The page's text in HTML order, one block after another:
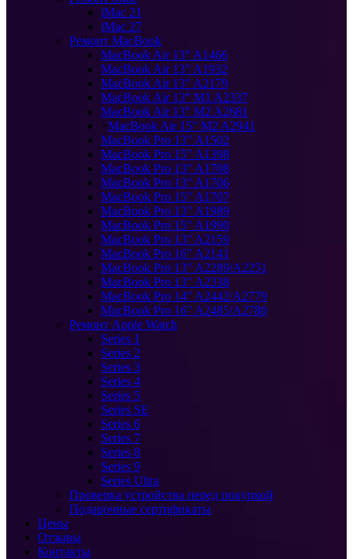
iMac 21
iMac 27
Ремонт MacBook
MacBook Air 13" A1466
MacBook Air 13" A1932
MacBook Air 13" A2179
MacBook Air 13" M1 A2337
MacBook Air 13" M2 A2681
>MacBook Air 15" M2 A2941
MacBook Pro 13" A1502
MacBook Pro 15" A1398
MacBook Pro 13" A1708
MacBook Pro 13" A1706
MacBook Pro 15" A1707
MacBook Pro 13" A1989
MacBook Pro 15" A1990
MacBook Pro 13" A2159
MacBook Pro 16" A2141
MacBook Pro 13" A2289/A2251
MacBook Pro 13" A2338
MacBook Pro 14" A2442/A2779
MacBook Pro 16" A2485/A2780
Ремонт Apple Watch
Series 1
Series 2
Series 3
Series 4
Series 5
Series SE
Series 6
Series 7
Series 8
Series 9
Series Ultra
Проверка устройства перед покупкой
Подарочные сертификаты
Цены
Отзывы
Контакты